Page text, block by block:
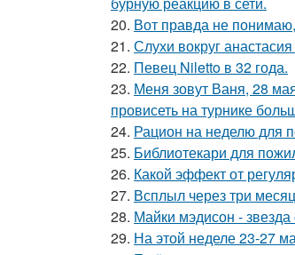
20. Вот правда не
21. Слухи вокруг
22. Певец Niletto в 32 года.
23. Меня зовут Ваня, 28
провисеть на турнике
24. Рацион на неделю для
25. Библиотекари для
26. Какой эффект от
27. Всплыл через три
28. Майки мэдисон -
29. На этой неделе 23-27